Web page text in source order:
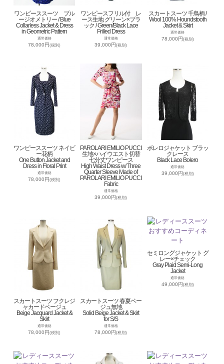
ワンピーススーツ ブル
ージオメトリー / Blue
Collarless Jacket & Dress
in Geometric Pattern
通常価格
78,000円(税別)
ワンピースフリル付 レ
ース生地 グリーン×ブラ
ック / Green/Black Lace
Frilled Dress
通常価格
39,000円(税別)
スカートスーツ 千鳥柄 /
Wool 100% Houndstooth
Jacket & Skirt
通常価格
78,000円(税別)
ワンピーススーツ ネイビ
ー花柄
One Button Jacket and
Dress in Floral Print
通常価格
78,000円(税別)
PAROLARI EMILIO PUCCI
生地×ハイウエスト切替
七分丈ワンピース
High Waist Dress w/ Three
Quarter Sleeve Made of
PAROLARI EMILIO PUCCI
Fabric
通常価格
39,000円(税別)
ボレロジャケット ブラッ
クレース
Black Lace Bolero
通常価格
39,000円(税別)
スカートスーツ フクレジ
ャカードベージュ
Beige Jacquard Jacket &
Skirt
通常価格
78,000円(税別)
スカートスーツ 春夏ベー
ジュ無地
Solid Beige Jacket & Skirt
for S/S
通常価格
78,000円(税別)
セミロングジャケット グ
レー×チェック
Gray Plaid Semi-Long
Jacket
通常価格
49,000円(税別)